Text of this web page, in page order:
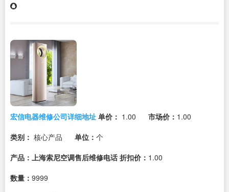
宏信电器维修公司详细地址 单价： 1.00 市场价： 1.00
类别： 核心产品 单位： 个
产品：上海索尼空调售后维修电话 折扣价： 1.00
数量： 9999